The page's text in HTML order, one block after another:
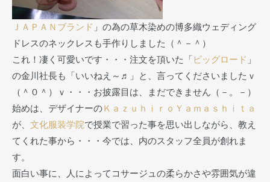
ＪＡＰＡＮブランド 」の為の草木染めの博多織ウェディング
ドレスのネックレスも手作りしました（＾－＾）
これ！凄く可愛いです・・・注文を頂いた「 ビッグロード 」
の金川社長も「いいねえ～♬」と、言ってくださいましたｖ
（＾０＾）ｖ・・・お披露目は、まだできません（－。－）
始めは、デザイナーのＫａｚｕｈｉｒｏＹａｍａｓｈｉｔａ
が、 文化服装学院で授業で習った事を思い出しながら、教え
てくれた事から・・・今では、内のスタッフ全員が創れま
す。
面白い事に、人によってコサージュの柔らかさや雰囲気が違